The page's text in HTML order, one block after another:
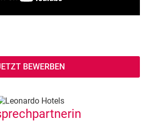
BEWERBEN